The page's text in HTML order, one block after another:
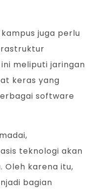
juga perlu
meliputi jaringan
keras yang
software
teknologi akan
Oleh karena itu,
bagian